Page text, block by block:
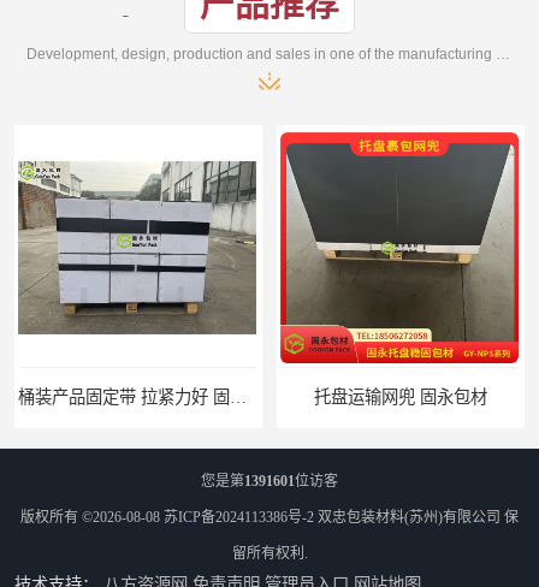
Development, design, production and sales in one of the manufacturing enterprises
托盘运输网兜 固永包材
您是第1391601位访客
版权所有 ©2026-08-08 苏ICP备2024113386号-2 双忠包装材料(苏州)有限公司 保
留所有权利.